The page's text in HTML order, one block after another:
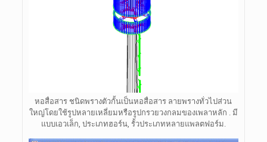
หอสื่อสาร ชนิดพรางตัวกั้นเป็นหอสื่อสาร ลายพรางทั่วไปส่วน
ใหญ่โดยใช้รูปหลายเหลี่ยมหรือรูปกรวยวงกลมของเพลาหลัก . มี
แบบเอวเล็ก, ประเภทฮอร์น, รั้วประเภทหลายแพลตฟอร์ม.